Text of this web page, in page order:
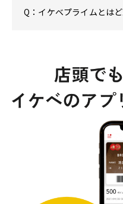
Q：イケベプライムとは